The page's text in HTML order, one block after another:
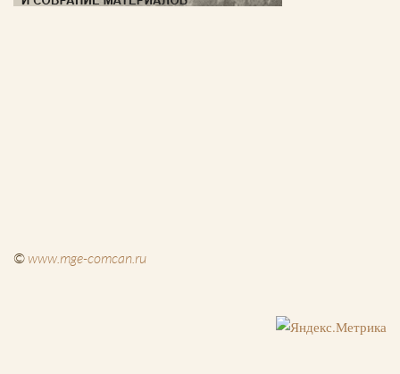
©www.mge-comcan.ru